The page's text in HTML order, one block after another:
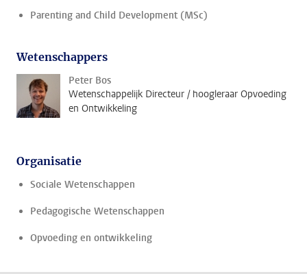
Parenting and Child Development (MSc)
Wetenschappers
Peter Bos
Wetenschappelijk Directeur / hoogleraar Opvoeding
en Ontwikkeling
Organisatie
Sociale Wetenschappen
Pedagogische Wetenschappen
Opvoeding en ontwikkeling